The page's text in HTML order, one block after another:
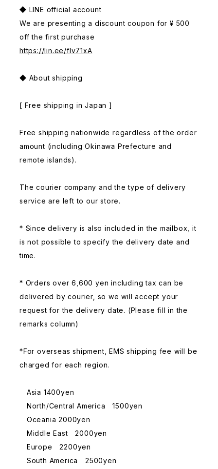
◆ LINE official account
We are presenting a discount coupon for ¥ 500
off the first purchase
https://lin.ee/fIv71xA
◆ About shipping
[ Free shipping in Japan ]
Free shipping nationwide regardless of the order
amount (including Okinawa Prefecture and
remote islands).
The courier company and the type of delivery
service are left to our store.
* Since delivery is also included in the mailbox, it
is not possible to specify the delivery date and
time.
* Orders over 6,600 yen including tax can be
delivered by courier, so we will accept your
request for the delivery date. (Please fill in the
remarks column)
*For overseas shipment, EMS shipping fee will be
charged for each region.
Asia 1400yen
North/Central America 1500yen
Oceania 2000yen
Middle East 2000yen
Europe 2200yen
South America 2500yen